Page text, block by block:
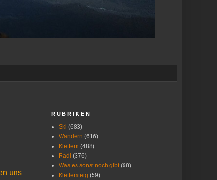
uns
R U B R I K E N
Ski (683)
Wandern (616)
Klettern (488)
Radl (376)
Was es sonst noch gibt (98)
Klettersteig (59)